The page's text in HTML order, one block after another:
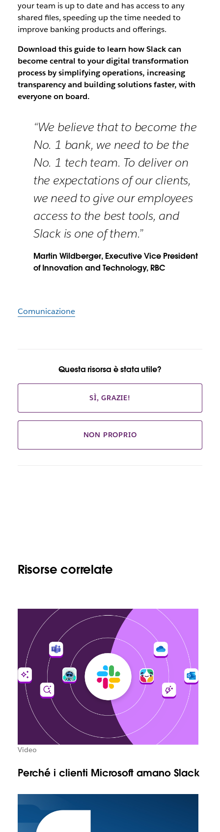
your team is up to date and has access to any
shared files, speeding up the time needed to
improve banking products and offerings.
Download this guide to learn how Slack can
become central to your digital transformation
process by simplifying operations, increasing
transparency and building solutions faster, with
everyone on board.
“We believe that to become the
No. 1 bank, we need to be the
No. 1 tech team. To deliver on
the expectations of our clients,
we need to give our employees
access to the best tools, and
Slack is one of them.”
Martin Wildberger, Executive Vice President
of Innovation and Technology, RBC
Comunicazione
Questa risorsa è stata utile?
SÌ, GRAZIE!
NON PROPRIO
Risorse correlate
Video
Perché i clienti Microsoft amano Slack